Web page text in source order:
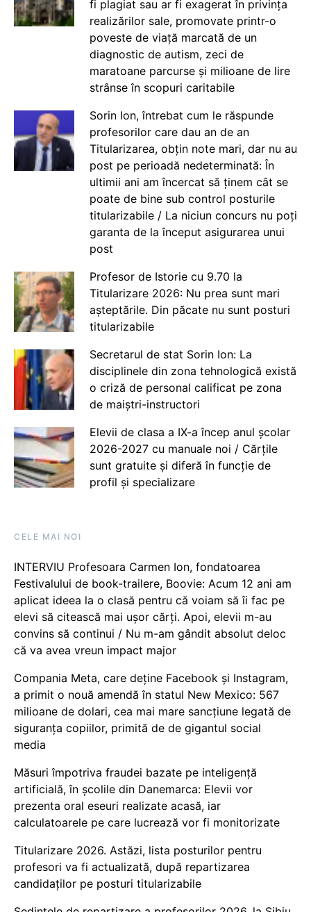
fi plagiat sau ar fi exagerat în privința
realizărilor sale, promovate printr-o
poveste de viață marcată de un
diagnostic de autism, zeci de
maratoane parcurse și milioane de lire
strânse în scopuri caritabile
Sorin Ion, întrebat cum le răspunde
profesorilor care dau an de an
Titularizarea, obțin note mari, dar nu au
post pe perioadă nedeterminată: În
ultimii ani am încercat să ținem cât se
poate de bine sub control posturile
titularizabile / La niciun concurs nu poți
garanta de la început asigurarea unui
post
Profesor de Istorie cu 9.70 la
Titularizare 2026: Nu prea sunt mari
așteptările. Din păcate nu sunt posturi
titularizabile
Secretarul de stat Sorin Ion: La
disciplinele din zona tehnologică există
o criză de personal calificat pe zona
de maiștri-instructori
Elevii de clasa a IX-a încep anul școlar
2026-2027 cu manuale noi / Cărțile
sunt gratuite și diferă în funcție de
profil și specializare
CELE MAI NOI
INTERVIU Profesoara Carmen Ion, fondatoarea
Festivalului de book-trailere, Boovie: Acum 12 ani am
aplicat ideea la o clasă pentru că voiam să îi fac pe
elevi să citească mai ușor cărți. Apoi, elevii m-au
convins să continui / Nu m-am gândit absolut deloc
că va avea vreun impact major
Compania Meta, care deține Facebook și Instagram,
a primit o nouă amendă în statul New Mexico: 567
milioane de dolari, cea mai mare sancțiune legată de
siguranța copiilor, primită de de gigantul social
media
Măsuri împotriva fraudei bazate pe inteligență
artificială, în școlile din Danemarca: Elevii vor
prezenta oral eseuri realizate acasă, iar
calculatoarele pe care lucrează vor fi monitorizate
Titularizare 2026. Astăzi, lista posturilor pentru
profesori va fi actualizată, după repartizarea
candidaților pe posturi titularizabile